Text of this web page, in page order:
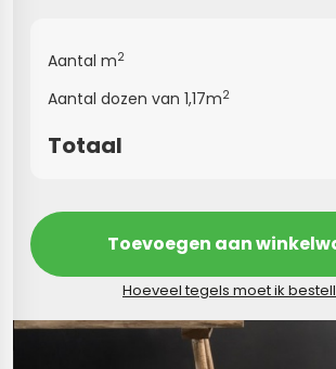
Aantal m2
Aantal dozen van 1,17m2
Totaal
Toevoegen aan
Hoeveel tegels moet ik
betonlook